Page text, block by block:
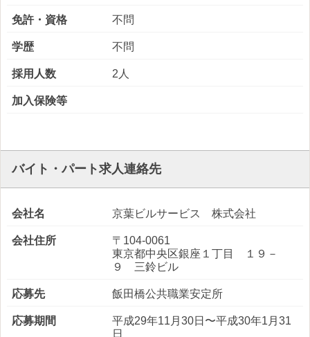
免許・資格 不問
学歴 不問
採用人数 2人
加入保険等
バイト・パート求人連絡先
会社名 京葉ビルサービス 株式会社
会社住所
〒104-0061
東京都中央区銀座１丁目 １９－
９ 三鈴ビル
応募先 飯田橋公共職業安定所
応募期間
平成29年11月30日〜平成30年1月31
日